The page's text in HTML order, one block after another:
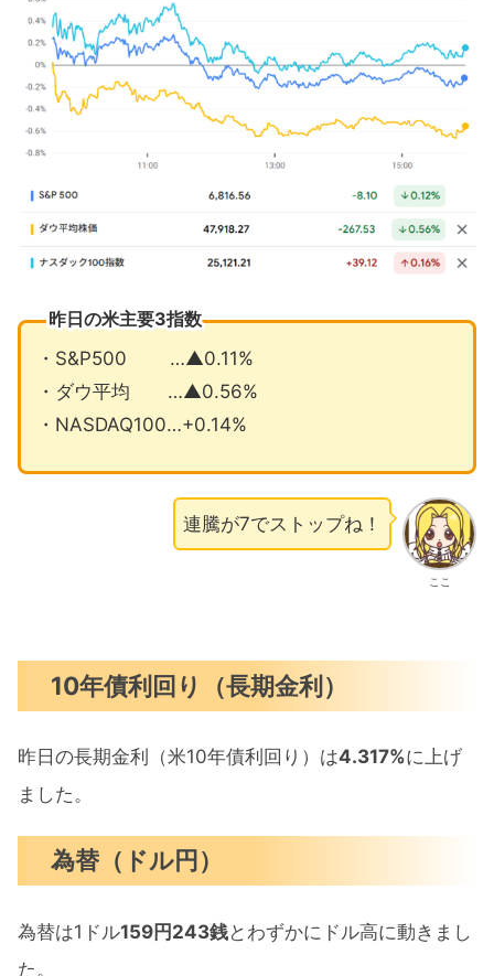
米消費者マインドが過去最低に低下
TSMC予想超える35％増収
4月の注目イベントについて
昨日の米主要3指数
・S&P500 …▲0.11%
・ダウ平均 …▲0.56%
・NASDAQ100…+0.14%
ここ
連騰が7でストップね！
10年債利回り（長期金利）
昨日の長期金利（米10年債利回り）は4.317%に上げ
ました。
為替（ドル円）
為替は1ドル159円243銭とわずかにドル高に動きまし
た。